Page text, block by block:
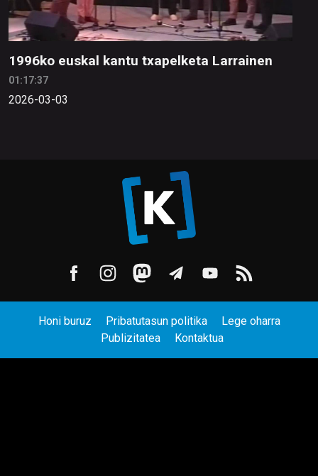
1996ko euskal kantu txapelketa Larrainen
01:17:37
2026-03-03
Honi buruz Pribatutasun politika
Lege oharra
Publizitatea
Kontaktua